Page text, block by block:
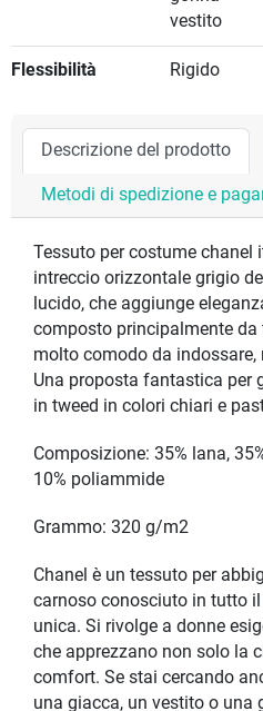
vestito
Flessibilità Rigido
Descrizione del prodotto
Metodi di spedizione e
Tessuto per costume chanel
intreccio orizzontale grigio
lucido, che aggiunge
composto principalmente da
molto comodo da
Una proposta fantastica per
in tweed in colori chiari e
Composizione: 35% lana,
10% poliammide
Grammo: 320 g/m2
Chanel è un tessuto per
carnoso conosciuto in tutto
unica. Si rivolge a donne
che apprezzano non solo la
comfort. Se stai cercando
una giacca, un vestito o una